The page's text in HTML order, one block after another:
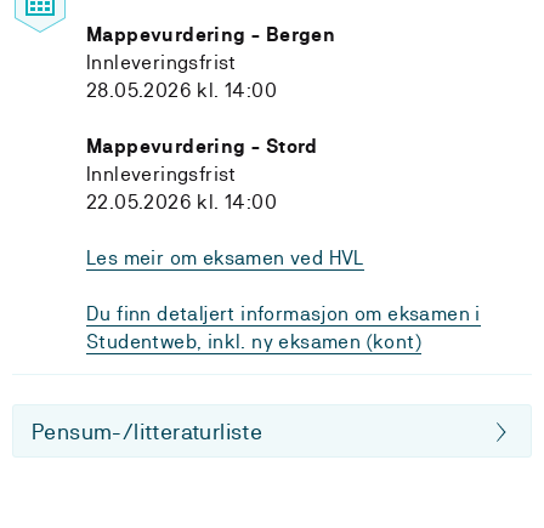
Mappevurdering - Bergen
Innleveringsfrist
28.05.2026 kl. 14:00
Mappevurdering - Stord
Innleveringsfrist
22.05.2026 kl. 14:00
Les meir om eksamen ved HVL
Du finn detaljert informasjon om eksamen i
Studentweb, inkl. ny eksamen (kont)
Pensum-/litteraturliste